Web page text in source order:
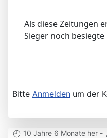
Als diese Zeitungen
Sieger noch besiegte
Bitte Anmelden um der
10 Jahre 6 Monate her -